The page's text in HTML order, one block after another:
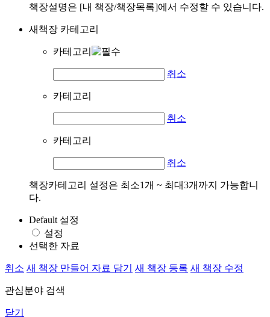
책장설명은 [내 책장/책장목록]에서 수정할 수 있습니다.
새책장 카테고리
카테고리
취소
카테고리
취소
카테고리
취소
책장카테고리 설정은 최소1개 ~ 최대3개까지 가능합니
다.
Default 설정
설정
선택한 자료
취소 새 책장 만들어 자료 담기 새 책장 등록 새 책장 수정
관심분야 검색
닫기